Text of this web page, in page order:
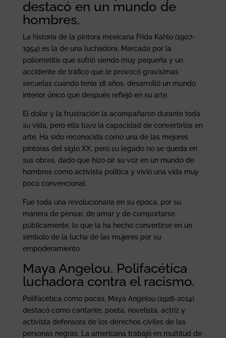
destacó en un mundo de
hombres.
La historia de la pintora mexicana Frida Kahlo (1907-
1954) es la de una luchadora. Marcada por la
poliomelitis que sufrió siendo muy pequeña y un
accidente de tráfico que le provocó gravísimas
secuelas cuando tenía 18 años, desarrolló un mundo
interior único que después reflejó en su arte.
El dolor y la frustración la acompañaron durante toda
su vida, pero ella tuvo la capacidad de convertirlos en
arte. Ha sido reconocida como una de las mejores
pintoras del siglo XX, pero su legado no se queda en
sus obras, dado que hizo oír su voz en un mundo de
hombres como activista política y vivió una vida muy
poco convencional.
Fue toda una revolucionaria en su época, por su
manera de pensar, de amar y de comportarse
públicamente, lo que la ha hecho convertirse en un
símbolo de la lucha de las mujeres por su
empoderamiento.
Maya Angelou. Polifacética
luchadora contra el racismo.
Polifacética como pocas, Maya Angelou (1928-2014)
destacó como cantante, poeta, novelista, actriz y
activista defensora de los derechos civiles de las
personas negras. La americana trabajó en multitud de